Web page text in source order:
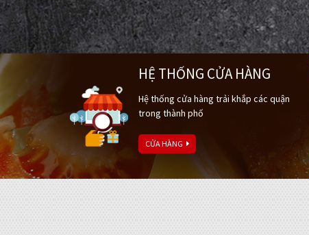
HỆ THỐNG CỬA HÀNG
Hệ thống cửa hàng trải khắp các quận
trong thành phố
CỬA HÀNG